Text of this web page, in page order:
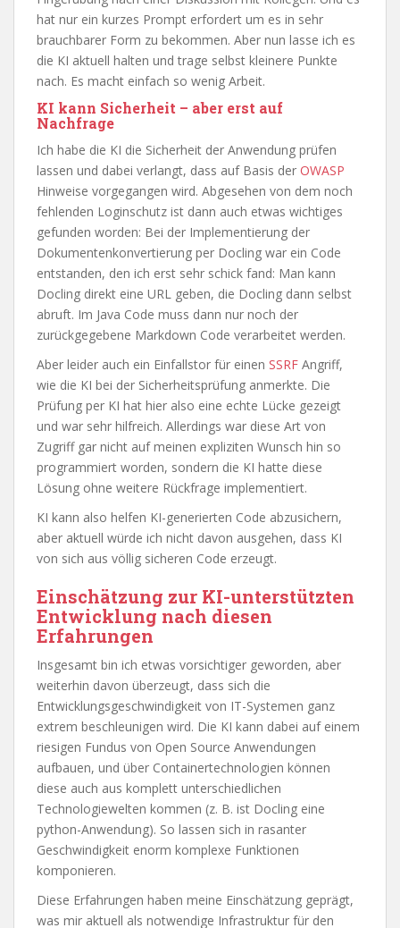
hat nur ein kurzes Prompt erfordert um es in sehr
brauchbarer Form zu bekommen. Aber nun lasse ich es
die KI aktuell halten und trage selbst kleinere Punkte
nach. Es macht einfach so wenig Arbeit.
KI kann Sicherheit – aber erst auf
Nachfrage
Ich habe die KI die Sicherheit der Anwendung prüfen
lassen und dabei verlangt, dass auf Basis der OWASP
Hinweise vorgegangen wird. Abgesehen von dem noch
fehlenden Loginschutz ist dann auch etwas wichtiges
gefunden worden: Bei der Implementierung der
Dokumentenkonvertierung per Docling war ein Code
entstanden, den ich erst sehr schick fand: Man kann
Docling direkt eine URL geben, die Docling dann selbst
abruft. Im Java Code muss dann nur noch der
zurückgegebene Markdown Code verarbeitet werden.
Aber leider auch ein Einfallstor für einen SSRF Angriff,
wie die KI bei der Sicherheitsprüfung anmerkte. Die
Prüfung per KI hat hier also eine echte Lücke gezeigt
und war sehr hilfreich. Allerdings war diese Art von
Zugriff gar nicht auf meinen expliziten Wunsch hin so
programmiert worden, sondern die KI hatte diese
Lösung ohne weitere Rückfrage implementiert.
KI kann also helfen KI-generierten Code abzusichern,
aber aktuell würde ich nicht davon ausgehen, dass KI
von sich aus völlig sicheren Code erzeugt.
Einschätzung zur KI-unterstützten
Entwicklung nach diesen
Erfahrungen
Insgesamt bin ich etwas vorsichtiger geworden, aber
weiterhin davon überzeugt, dass sich die
Entwicklungsgeschwindigkeit von IT-Systemen ganz
extrem beschleunigen wird. Die KI kann dabei auf einem
riesigen Fundus von Open Source Anwendungen
aufbauen, und über Containertechnologien können
diese auch aus komplett unterschiedlichen
Technologiewelten kommen (z. B. ist Docling eine
python-Anwendung). So lassen sich in rasanter
Geschwindigkeit enorm komplexe Funktionen
komponieren.
Diese Erfahrungen haben meine Einschätzung geprägt,
was mir aktuell als notwendige Infrastruktur für den